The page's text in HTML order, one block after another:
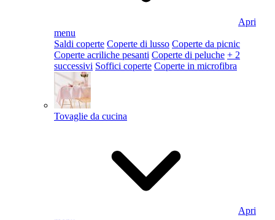
Apri
menu
Saldi coperte Coperte di lusso Coperte da picnic
Coperte acriliche pesanti Coperte di peluche + 2
successivi Soffici coperte Coperte in microfibra
Tovaglie da cucina
Apri